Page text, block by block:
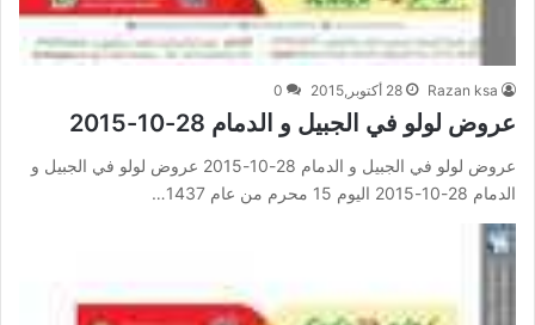
Razan ksa 28 أكتوبر,2015 0
عروض لولو في الجبيل و الدمام 28-10-2015
عروض لولو في الجبيل و الدمام 28-10-2015 عروض لولو في الجبيل و
الدمام 28-10-2015 اليوم 15 محرم من عام 1437…